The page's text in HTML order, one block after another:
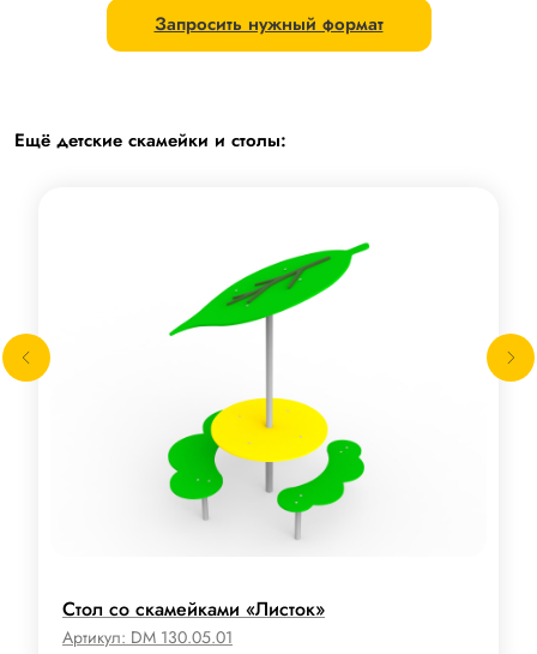
Запросить нужный формат
Ещё детские скамейки и столы:
Стол со скамейками «Листок»
Артикул: DM 130.05.01